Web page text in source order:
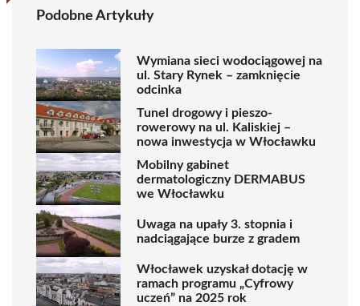
Podobne Artykuły
Wymiana sieci wodociągowej na
ul. Stary Rynek – zamknięcie
odcinka
Tunel drogowy i pieszo-
rowerowy na ul. Kaliskiej –
nowa inwestycja w Włocławku
Mobilny gabinet
dermatologiczny DERMABUS
we Włocławku
Uwaga na upały 3. stopnia i
nadciągające burze z gradem
Włocławek uzyskał dotację w
ramach programu „Cyfrowy
uczeń” na 2025 rok